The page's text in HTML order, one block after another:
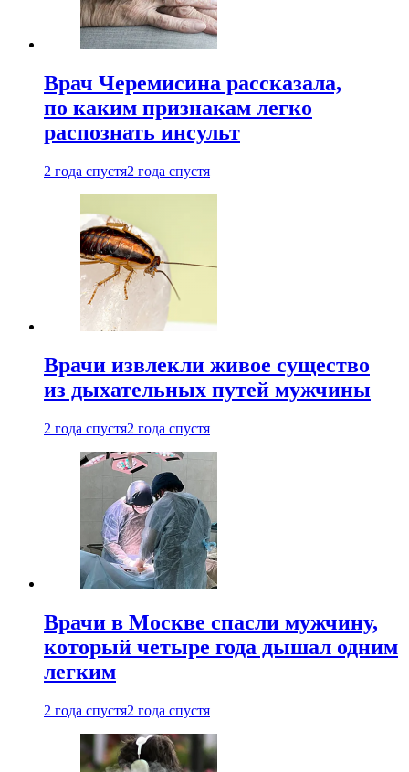
Врач Черемисина рассказала,
по каким признакам легко
распознать инсульт
2 года спустя2 года спустя
Врачи извлекли живое существо
из дыхательных путей мужчины
2 года спустя2 года спустя
Врачи в Москве спасли мужчину,
который четыре года дышал одним
легким
2 года спустя2 года спустя